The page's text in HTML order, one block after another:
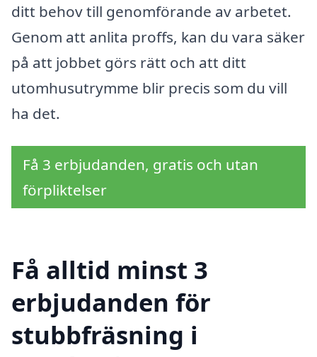
ditt behov till genomförande av arbetet.
Genom att anlita proffs, kan du vara säker
på att jobbet görs rätt och att ditt
utomhusutrymme blir precis som du vill
ha det.
Få 3 erbjudanden, gratis och utan
förpliktelser
Få alltid minst 3
erbjudanden för
stubbfräsning i